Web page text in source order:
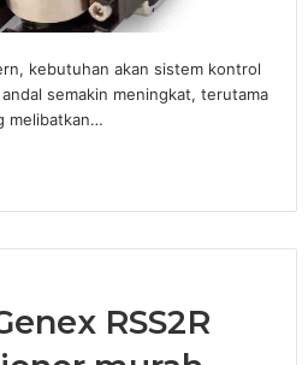
kebutuhan akan sistem kontrol
semakin meningkat, terutama
melibatkan…
RSS2R